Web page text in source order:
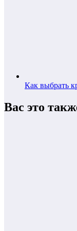
Как выбрать
Вас это